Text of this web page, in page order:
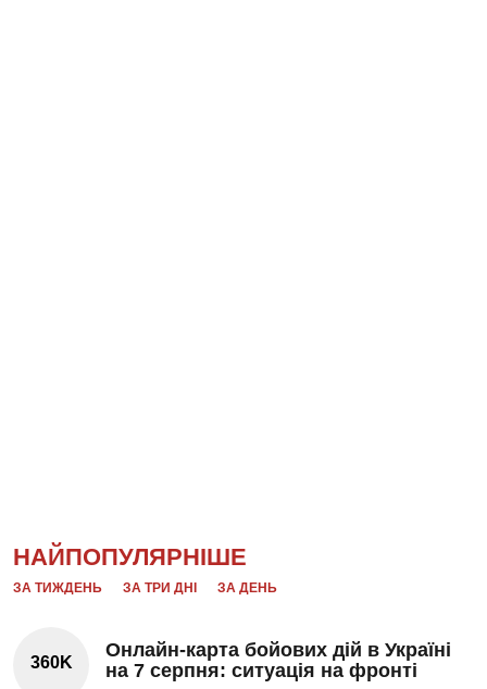
НАЙПОПУЛЯРНІШЕ
ЗА ТИЖДЕНЬ ЗА ТРИ ДНІ ЗА ДЕНЬ
360K
Онлайн-карта бойових дій в Україні
на 7 серпня: ситуація на фронті